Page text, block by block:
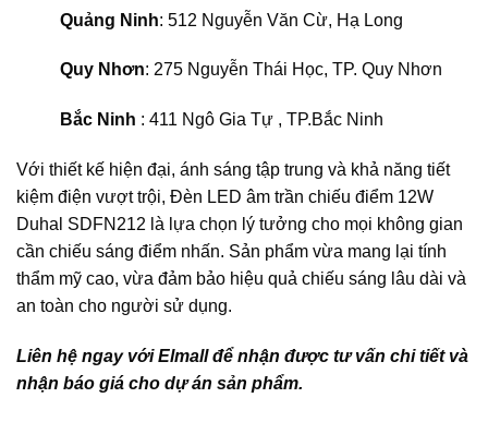
Quảng Ninh: 512 Nguyễn Văn Cừ, Hạ Long
Quy Nhơn: 275 Nguyễn Thái Học, TP. Quy Nhơn
Bắc Ninh : 411 Ngô Gia Tự , TP.Bắc Ninh
Với thiết kế hiện đại, ánh sáng tập trung và khả năng tiết
kiệm điện vượt trội, Đèn LED âm trần chiếu điểm 12W
Duhal SDFN212 là lựa chọn lý tưởng cho mọi không gian
cần chiếu sáng điểm nhấn. Sản phẩm vừa mang lại tính
thẩm mỹ cao, vừa đảm bảo hiệu quả chiếu sáng lâu dài và
an toàn cho người sử dụng.
Liên hệ ngay với Elmall để nhận được tư vấn chi tiết và
nhận báo giá cho dự án sản phẩm.